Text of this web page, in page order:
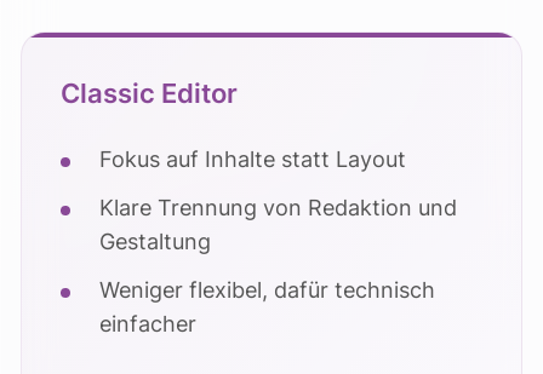
Classic Editor
Fokus auf Inhalte statt Layout
Klare Trennung von Redaktion und
Gestaltung
Weniger flexibel, dafür technisch
einfacher